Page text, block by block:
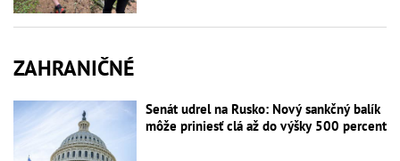
ZAHRANIČNÉ
Senát udrel na Rusko: Nový sankčný balík
môže priniesť clá až do výšky 500 percent